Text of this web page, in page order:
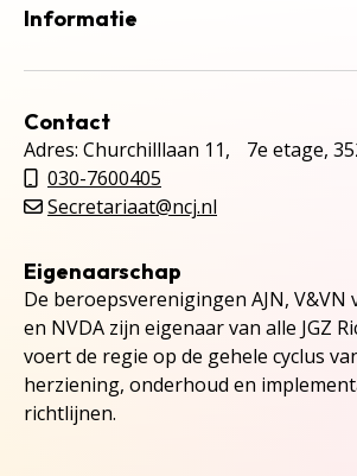
Informatie
Contact
Adres: Churchilllaan 11, 7e etage,
030-7600405
Secretariaat@ncj.nl
Eigenaarschap
De beroepsverenigingen AJN, V&VN
en NVDA zijn eigenaar van alle JGZ
voert de regie op de gehele cyclus
herziening, onderhoud en
richtlijnen.